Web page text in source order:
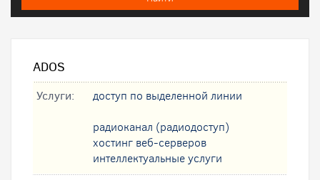
ADOS
Услуги: доступ по выделенной линии
радиоканал (радиодоступ)
хостинг веб-серверов
интеллектуальные услуги